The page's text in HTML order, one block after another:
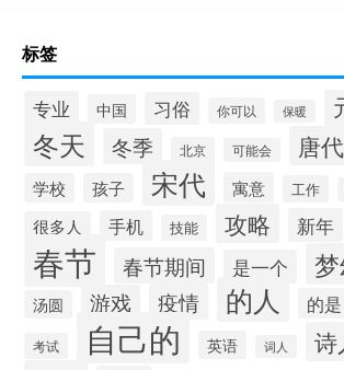
标签
专业 中国 习俗 你可以 保暖
冬天 冬季 北京 可能会 唐代
学校
孩子 宋代 寓意 工作
很多人 手机 技能 攻略 新年
春节 春节期间 是一个
汤圆 游戏 疫情 的人 的是
考试 自己的 英语 词人 诗